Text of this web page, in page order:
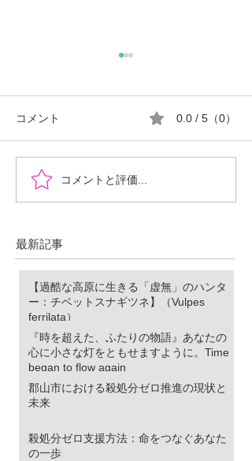
『時を超えた、ふたりの
物語』あなたの心に小さ
に。Time began to flow again
コメント 0.0 / 5（0）
コメントと評価...
最新記事
【過酷な高原に生きる「虚無」のハンタ
ー：チベットスナギツネ】（Vulpes
ferrilata）
『時を超えた、ふたりの物語』あなたの
心に小さな灯をともせますように。Time
began to flow again
郡山市における殺処分ゼロ推進の現状と
未来
殺処分ゼロ支援方法：命をつなぐあなた
の一歩